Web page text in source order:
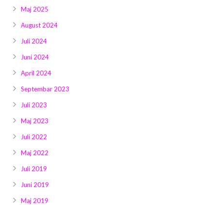
Maj 2025
August 2024
Juli 2024
Juni 2024
April 2024
Septembar 2023
Juli 2023
Maj 2023
Juli 2022
Maj 2022
Juli 2019
Juni 2019
Maj 2019